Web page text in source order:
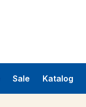
Sale Katalog